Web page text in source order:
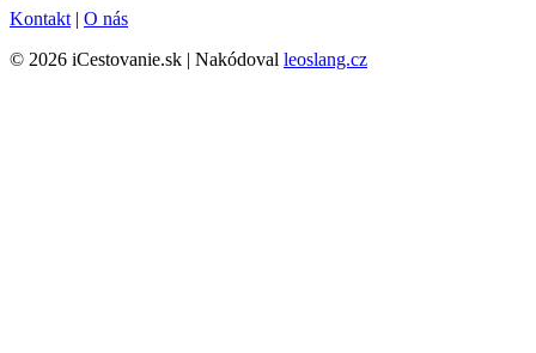
Kontakt | O nás
© 2026 iCestovanie.sk | Nakódoval leoslang.cz